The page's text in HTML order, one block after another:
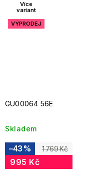
Více
variant
VÝPRODEJ
GU00064 56E
Skladem
1 769 Kč
–43 %
995 Kč